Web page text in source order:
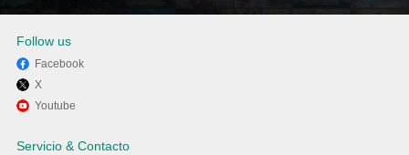
Disfruta jugando Number
Match: Juego de números en
Follow us
Facebook
X
Youtube
Servicio & Contacto